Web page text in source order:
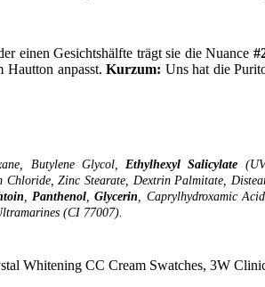
einen Gesichtshälfte trägt sie die Nuance
Hautton anpasst.Kurzum: Uns hat die
Butylene Glycol,Ethylhexyl Salicylate
Zinc Stearate, Dextrin Palmitate,
,Panthenol,Glycerin, Caprylhydroxamic
(CI 77007).